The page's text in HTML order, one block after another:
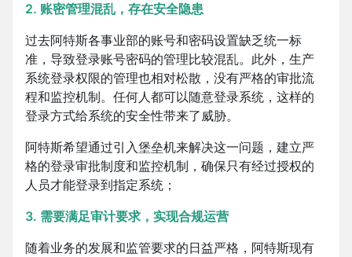
2. 账密管理混乱，存在安全隐患
过去阿特斯各事业部的账号和密码设置缺乏统一标
准，导致登录账号密码的管理比较混乱。此外，生产
系统登录权限的管理也相对松散，没有严格的审批流
程和监控机制。任何人都可以随意登录系统，这样的
登录方式给系统的安全性带来了威胁。
阿特斯希望通过引入堡垒机来解决这一问题，建立严
格的登录审批制度和监控机制，确保只有经过授权的
人员才能登录到指定系统；
3. 需要满足审计要求，实现合规运营
随着业务的发展和监管要求的日益严格，阿特斯现有